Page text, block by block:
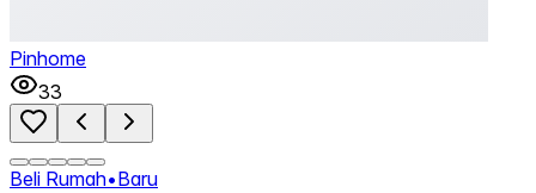
Pinhome
33
Beli Rumah•Baru